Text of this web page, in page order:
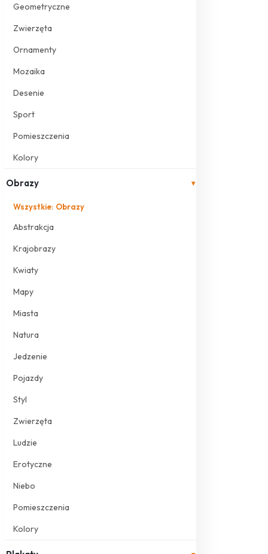
Geometryczne
Zwierzęta
Ornamenty
Mozaika
Desenie
Sport
Pomieszczenia
Kolory
Obrazy ▾
Wszystkie: Obrazy
Abstrakcja
Krajobrazy
Kwiaty
Mapy
Miasta
Natura
Jedzenie
Pojazdy
Styl
Zwierzęta
Ludzie
Erotyczne
Niebo
Pomieszczenia
Kolory